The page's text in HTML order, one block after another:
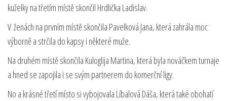
kuželky na třetím místě skončil Hrdlička Ladislav.
V ženách na prvním místě skončila Pavelková Jana, která zahrála moc
výborně a strčila do kapsy i některé muže.
Na druhém místě skončila Kuloglija Martina, která byla nováčkem turnaje
a hned se zapojila i se svým partnerem do komerční ligy.
No a krásné třetí místo si vybojovala Líbalová Dáša, která také obohatí